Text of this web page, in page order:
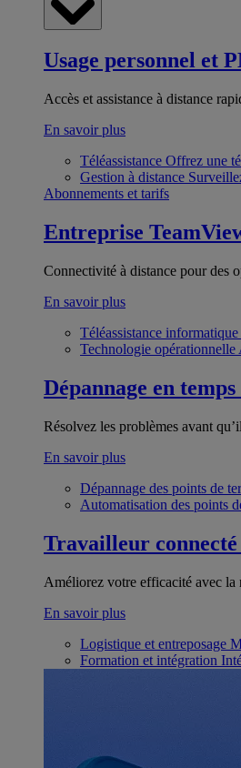
Usage personnel et
Accès et assistance à distance
En savoir plus
Téléassistance Offrez une
Gestion à distance
Abonnements et tarifs
Entreprise
Connectivité à distance pour des
En savoir plus
Téléassistance informatique
Technologie opérationnelle
Dépannage en
Résolvez les problèmes avant
En savoir plus
Dépannage des points de
Automatisation des points
Travailleur connecté
Améliorez votre efficacité avec la
En savoir plus
Logistique et entreposage
Formation et intégration